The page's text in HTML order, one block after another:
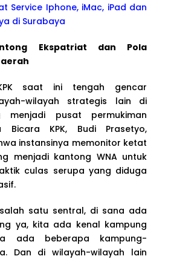
Service Iphone, iMac, iPad dan
di Surabaya
Ekspatriat dan Pola
saat ini tengah gencar
wilayah strategis lain di
menjadi pusat permukiman
Bicara KPK, Budi Prasetyo,
instansinya memonitor ketat
menjadi kantong WNA untuk
culas serupa yang diduga
satu sentral, di sana ada
ya, kita ada kenal kampung
ada beberapa kampung-
Dan di wilayah-wilayah lain